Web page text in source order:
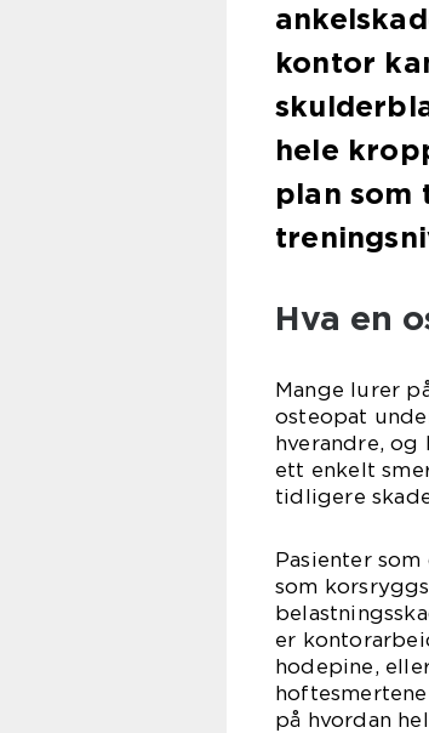
kontor
hele
plan som
Hva en
Mange lurer
osteopat
hverandre,
ett enkelt
tidligere
Pasienter
som
er
hodepine,
på hvordan